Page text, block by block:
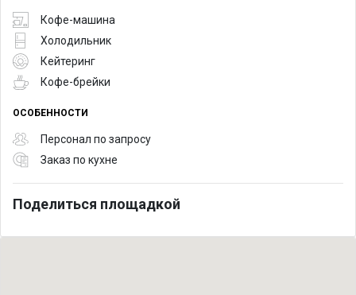
Кофе-машина
Холодильник
Кейтеринг
Кофе-брейки
ОСОБЕННОСТИ
Персонал по запросу
Заказ по кухне
Поделиться площадкой